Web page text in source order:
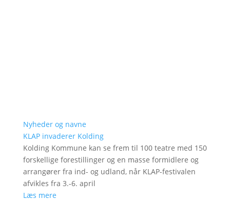
Nyheder og navne
KLAP invaderer Kolding
Kolding Kommune kan se frem til 100 teatre med 150
forskellige forestillinger og en masse formidlere og
arrangører fra ind- og udland, når KLAP-festivalen
afvikles fra 3.-6. april
Læs mere